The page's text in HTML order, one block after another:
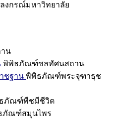
งกรณ์มหาวิทยาลัย
น
พิพิธภัณฑ์ชลทัศนสถาน
ชฐาน พิพิธภัณฑ์พระจุฑาธุช
ภัณฑ์พืชมีชีวิต
ภัณฑ์สมุนไพร